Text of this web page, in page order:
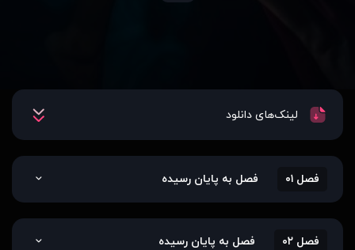
لینک‌های دانلود
فصل ۰۱ فصل به پایان رسیده
فصل ۰۲ فصل به پایان رسیده